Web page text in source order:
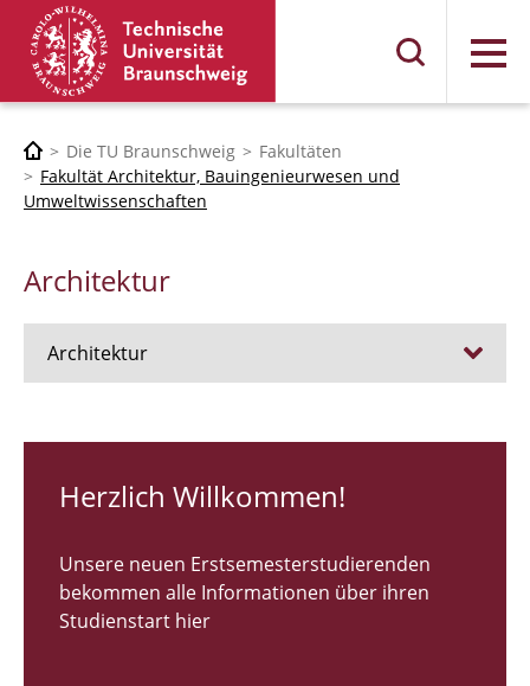
Menü
Die TU Braunschweig
Fakultäten
Fakultät Architektur, Bauingenieurwesen und
Umweltwissenschaften
Architektur
Architektur
RUNDGANG 26
Bachelor Architektur
Herzlich Willkommen!
Unsere neuen Erstsemesterstudierenden
bekommen alle Informationen über ihren
Studienstart hier